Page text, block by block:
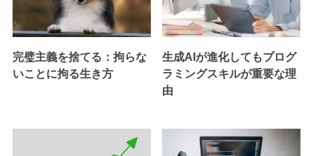
完璧主義を捨てる：拘らな
いことに拘る生き方
生成AIが進化してもプログ
ラミングスキルが重要な理
由